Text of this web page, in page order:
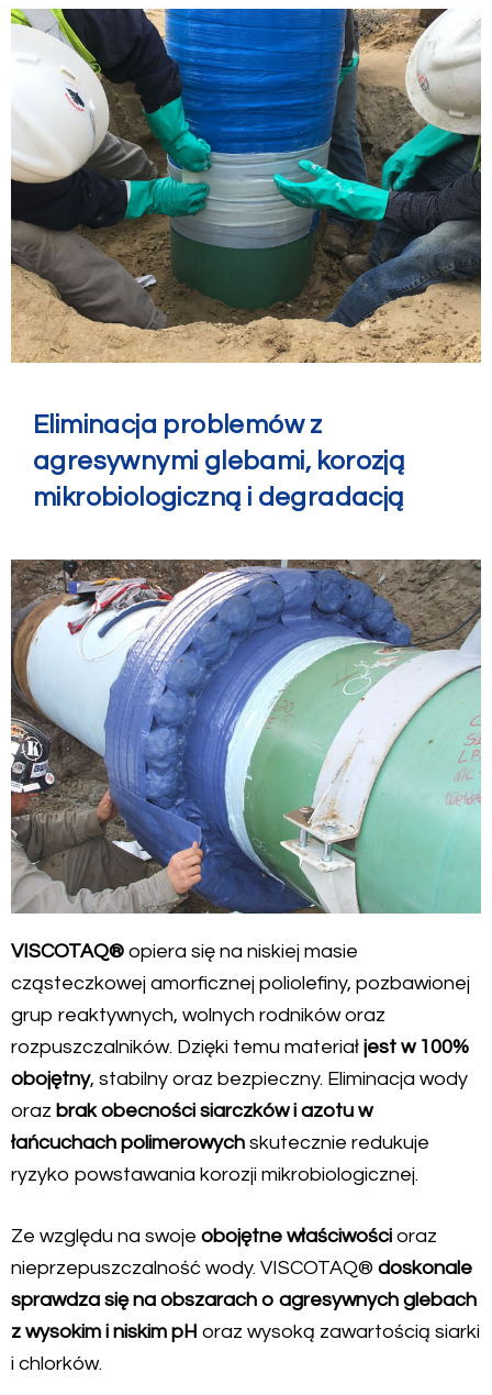
Eliminacja problemów z
agresywnymi glebami, korozją
mikrobiologiczną i degradacją
VISCOTAQ® opiera się na niskiej masie
cząsteczkowej amorficznej poliolefiny, pozbawionej
grup reaktywnych, wolnych rodników oraz
rozpuszczalników. Dzięki temu materiał jest w 100%
obojętny, stabilny oraz bezpieczny. Eliminacja wody
oraz brak obecności siarczków i azotu w
łańcuchach polimerowych skutecznie redukuje
ryzyko powstawania korozji mikrobiologicznej.
Ze względu na swoje obojętne właściwości oraz
nieprzepuszczalność wody. VISCOTAQ® doskonale
sprawdza się na obszarach o agresywnych glebach
z wysokim i niskim pH oraz wysoką zawartością siarki
i chlorków.